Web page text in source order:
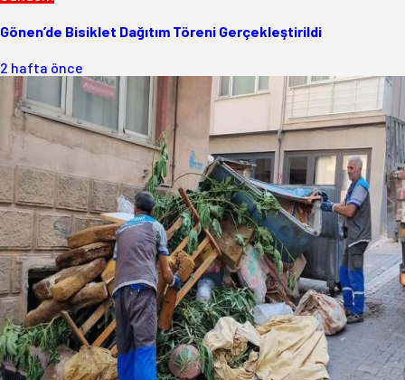
Gönen’de Bisiklet Dağıtım Töreni Gerçekleştirildi
2 hafta önce